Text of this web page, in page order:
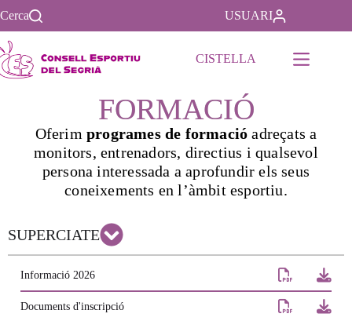
Cerca USUARI
CISTELLA
FORMACIÓ
Oferim programes de formació adreçats a
monitors, entrenadors, directius i qualsevol
persona interessada a aprofundir els seus
coneixements en l’àmbit esportiu.
SUPERCIATE
Informació 2026
Documents d'inscripció